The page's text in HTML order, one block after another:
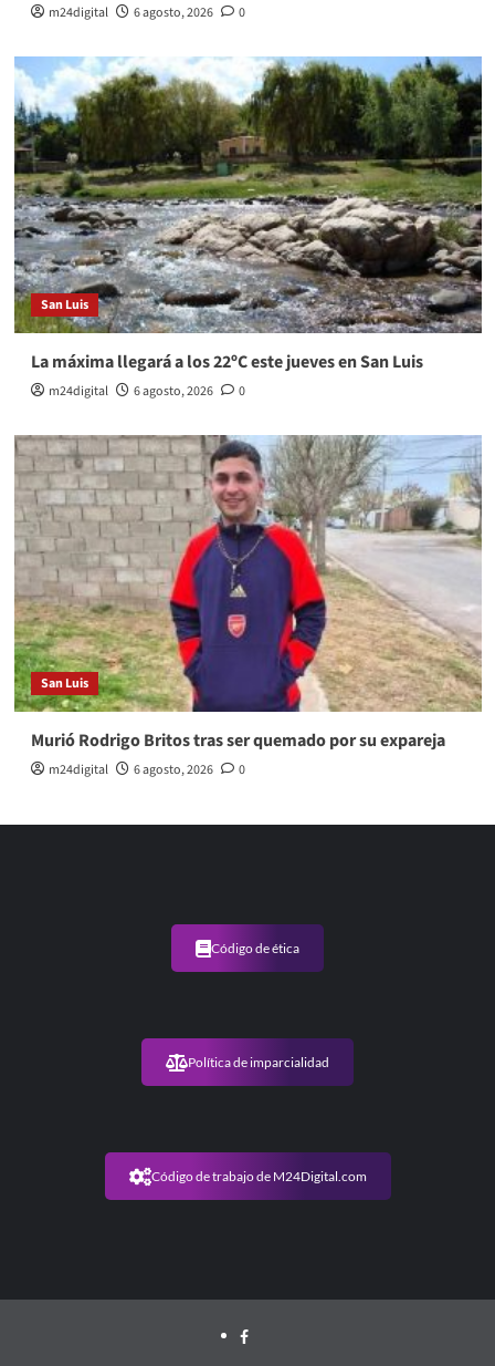
m24digital 6 agosto, 2026 0
San Luis
La máxima llegará a los 22ºC este jueves en San Luis
m24digital 6 agosto, 2026 0
San Luis
Murió Rodrigo Britos tras ser quemado por su expareja
m24digital 6 agosto, 2026 0
Código de ética
Política de imparcialidad
Código de trabajo de M24Digital.com